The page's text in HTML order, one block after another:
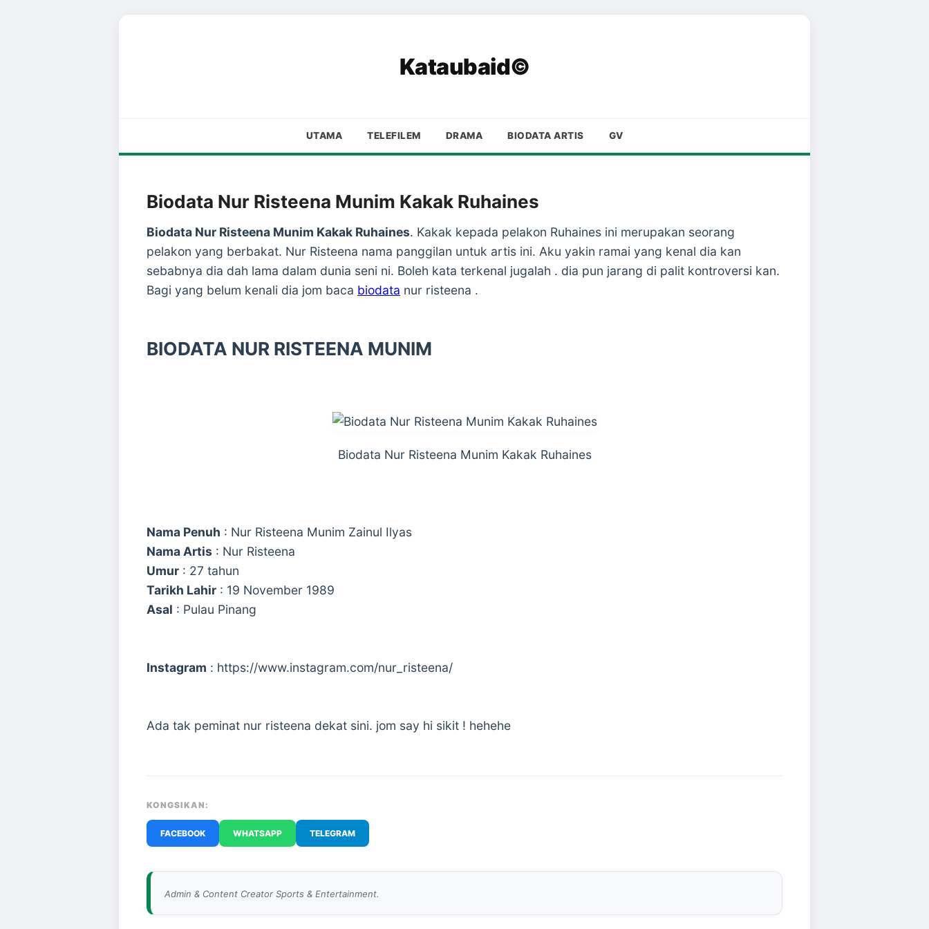
Kataubaid©
UTAMA TELEFILEM DRAMA BIODATA ARTIS GV
Biodata Nur Risteena Munim Kakak Ruhaines
Biodata Nur Risteena Munim Kakak Ruhaines. Kakak kepada pelakon Ruhaines ini merupakan seorang
pelakon yang berbakat. Nur Risteena nama panggilan untuk artis ini. Aku yakin ramai yang kenal dia kan
sebabnya dia dah lama dalam dunia seni ni. Boleh kata terkenal jugalah . dia pun jarang di palit kontroversi kan.
Bagi yang belum kenali dia jom baca biodata nur risteena .
BIODATA NUR RISTEENA MUNIM
Biodata Nur Risteena Munim Kakak Ruhaines
Nama Penuh : Nur Risteena Munim Zainul Ilyas
Nama Artis : Nur Risteena
Umur : 27 tahun
Tarikh Lahir : 19 November 1989
Asal : Pulau Pinang
Instagram : https://www.instagram.com/nur_risteena/
Ada tak peminat nur risteena dekat sini. jom say hi sikit ! hehehe
KONGSIKAN:
FACEBOOK WHATSAPP TELEGRAM
Admin & Content Creator Sports & Entertainment.